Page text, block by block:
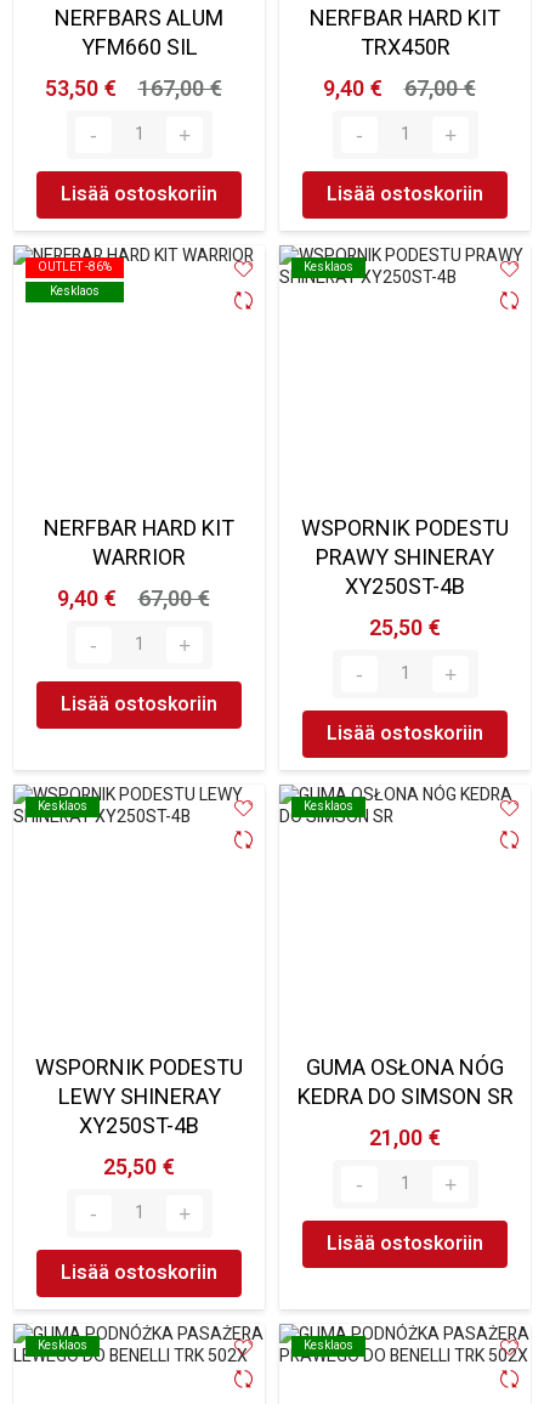
NERFBARS ALUM
YFM660 SIL
53,50 €
167,00 €
Lisää ostoskoriin
NERFBAR HARD KIT
TRX450R
9,40 €
67,00 €
Lisää ostoskoriin
OUTLET -86%
Kesklaos
OUTLET -86%
Kesklaos
NERFBAR HARD KIT
WARRIOR
9,40 €
67,00 €
Lisää ostoskoriin
Kesklaos
Kesklaos
WSPORNIK PODESTU
PRAWY SHINERAY
XY250ST-4B
25,50 €
Lisää ostoskoriin
Kesklaos
Kesklaos
WSPORNIK PODESTU
LEWY SHINERAY
XY250ST-4B
25,50 €
Lisää ostoskoriin
Kesklaos
Kesklaos
GUMA OSŁONA NÓG
KEDRA DO SIMSON SR
21,00 €
Lisää ostoskoriin
Kesklaos
Kesklaos Kesklaos
Kesklaos